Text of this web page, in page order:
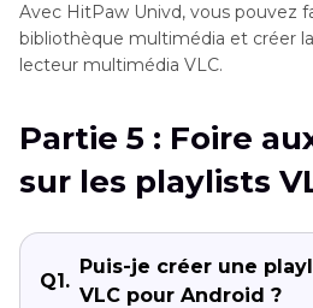
Avec HitPaw Univd, vous pouvez
bibliothèque multimédia et créer
lecteur multimédia VLC.
Partie 5 : Foire
sur les playlists
Q1.
Puis-je créer une
VLC pour Android ?